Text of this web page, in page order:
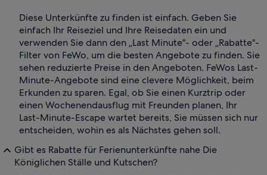
Diese Unterkünfte zu finden ist einfach. Geben Sie
einfach Ihr Reiseziel und Ihre Reisedaten ein und
verwenden Sie dann den „Last Minute"- oder „Rabatte"-
Filter von FeWo, um die besten Angebote zu finden. Sie
sehen reduzierte Preise in den Angeboten. FeWos Last-
Minute-Angebote sind eine clevere Möglichkeit, beim
Erkunden zu sparen. Egal, ob Sie einen Kurztrip oder
einen Wochenendausflug mit Freunden planen, Ihr
Last-Minute-Escape wartet bereits, Sie müssen sich nur
entscheiden, wohin es als Nächstes gehen soll.
Gibt es Rabatte für Ferienunterkünfte nahe Die
Königlichen Ställe und Kutschen?